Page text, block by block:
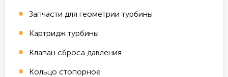
Запчасти для геометрии турбины
Картридж турбины
Клапан сброса давления
Кольцо стопорное